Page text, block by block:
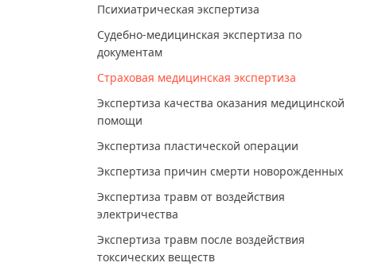
Психиатрическая экспертиза
Судебно-медицинская экспертиза по
документам
Страховая медицинская экспертиза
Экспертиза качества оказания медицинской
помощи
Экспертиза пластической операции
Экспертиза причин смерти новорожденных
Экспертиза травм от воздействия
электричества
Экспертиза травм после воздействия
токсических веществ